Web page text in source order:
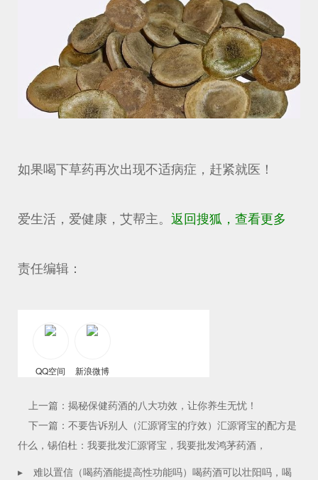
如果喝下草药再次出现不适病症，赶紧就医！
爱生活，爱健康，艾帮主。 返回搜狐，查看更多
责任编辑：
QQ空间 新浪微博
上一篇：揭秘保健药酒的八大功效，让你养生无忧！
下一篇：不要告诉别人（汇源肾宝的疗效）汇源肾宝的配方是
什么，锡伯杜：我要批发汇源肾宝，我要批发鸿茅药酒，
▸
难以置信（喝药酒能提高性功能吗）喝药酒可以壮阳吗，喝